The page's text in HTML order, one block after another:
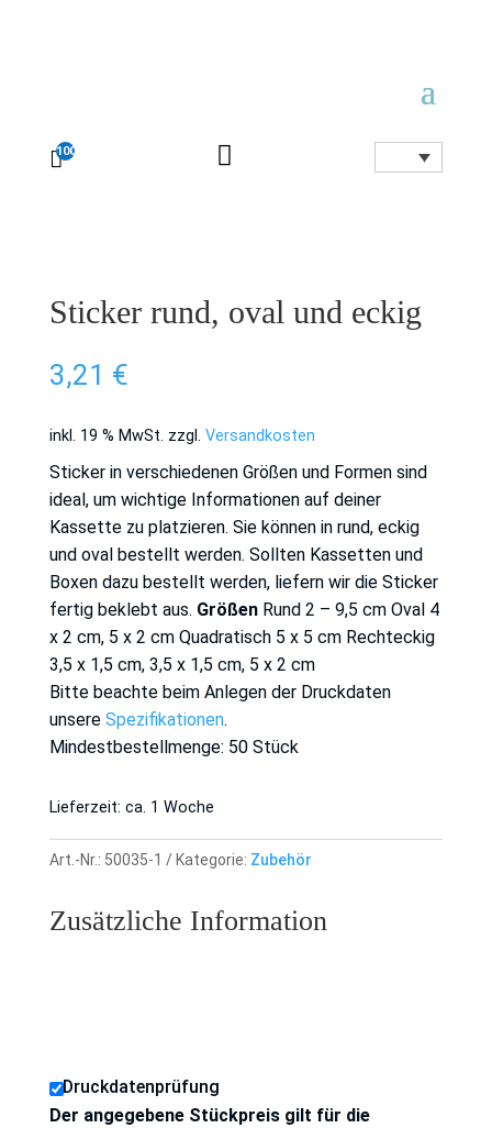
100 
Sticker rund, oval und eckig
3,21 €
inkl. 19 % MwSt. zzgl. Versandkosten
Sticker in verschiedenen Größen und Formen sind
ideal, um wichtige Informationen auf deiner
Kassette zu platzieren. Sie können in rund, eckig
und oval bestellt werden. Sollten Kassetten und
Boxen dazu bestellt werden, liefern wir die Sticker
fertig beklebt aus. GrößenRund 2 – 9,5 cm Oval 4
x 2 cm, 5 x 2 cm Quadratisch 5 x 5 cm Rechteckig
3,5 x 1,5 cm, 3,5 x 1,5 cm, 5 x 2 cm
Bitte beachte beim Anlegen der Druckdaten
unsere Spezifikationen.
Mindestbestellmenge: 50 Stück
Lieferzeit: ca. 1 Woche
Art.-Nr.: 50035-1 Kategorie: Zubehör
Zusätzliche Information
Druckdatenprüfung
Der angegebene Stückpreis gilt für die